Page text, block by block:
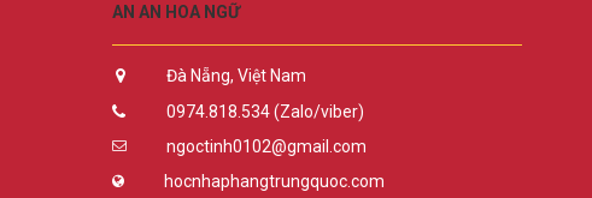
AN AN HOA NGỮ
Đà Nẵng, Việt Nam
0974.818.534 (Zalo/viber)
ngoctinh0102@gmail.com
hocnhaphangtrungquoc.com